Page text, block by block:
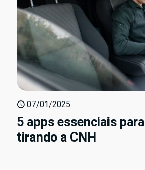
07/01/2025
5 apps essenciais
tirando a CNH